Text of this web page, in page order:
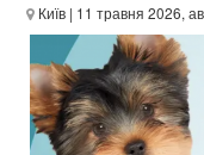
Київ | 11 травня 2026,